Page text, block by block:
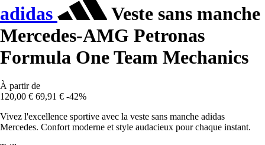
adidas
Veste sans manche
Mercedes-AMG Petronas
Formula One Team Mechanics
À partir de
120,00 € 69,91 € -42%
Vivez l'excellence sportive avec la veste sans manche adidas
Mercedes. Confort moderne et style audacieux pour chaque instant.